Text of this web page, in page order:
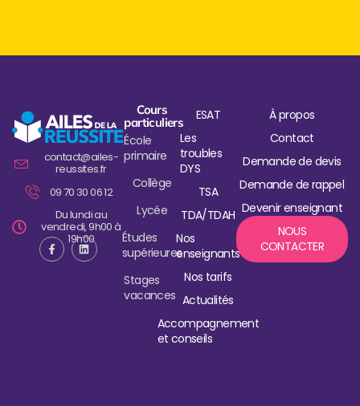
contact@ailes-
reussites.fr
09 70 30 06 12
Du lundi au
vendredi, 9h00 à
19h00
Cours
particuliers
École
primaire
Collège
Lycée
Études
supérieures
Stages
vacances
ESAT
Les
troubles
DYS
TSA
TDA/TDAH
Nos
enseignants
Nos tarifs
Actualités
Accompagnement
et conseils
À propos
Contact
Demande de devis
Demande de rappel
Devenir enseignant
NOUS
CONTACTER